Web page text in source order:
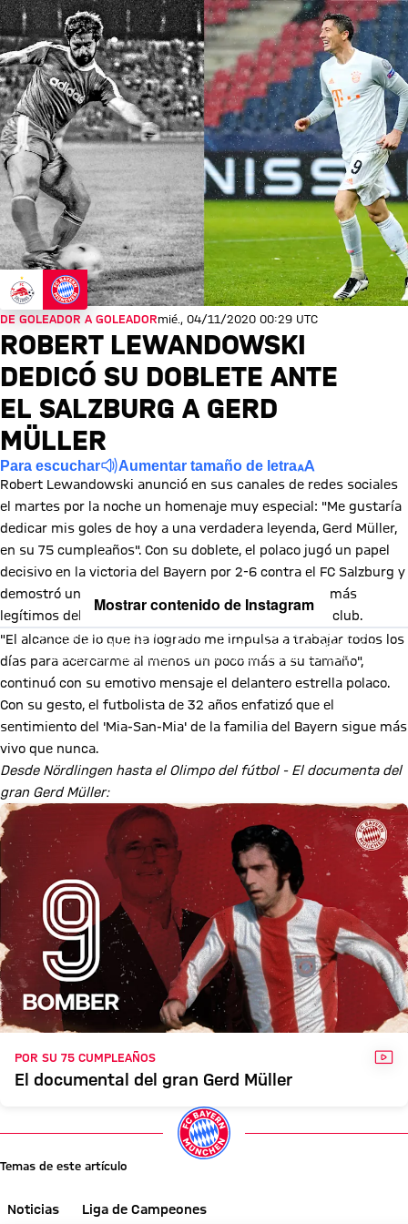
DE GOLEADOR A GOLEADORmié., 04/11/2020 00:29 UTC
ROBERT LEWANDOWSKI
DEDICÓ SU DOBLETE ANTE
EL SALZBURG A GERD
MÜLLER
Para escuchar Aumentar tamaño de letra
Robert Lewandowski anunció en sus canales de redes sociales
el martes por la noche un homenaje muy especial: "Me gustaría
dedicar mis goles de hoy a una verdadera leyenda, Gerd Müller,
en su 75 cumpleaños". Con su doblete, el polaco jugó un papel
decisivo en la victoria del Bayern por 2-6 contra el FC Salzburg y
demostró una vez más que es uno de los sucesores más
legítimos del goleador más exitoso de la historia del club.
Mostrar contenido de Instagram
Al cargar este contenido, aceptas nuestra política de cookies para
almacenar tus datos. Ten en cuenta que al cargar este contenido, tus
datos serán compartidos con el proveedor de esta red social.
"El alcance de lo que ha logrado me impulsa a trabajar todos los
días para acercarme al menos un poco más a su tamaño",
continuó con su emotivo mensaje el delantero estrella polaco.
Con su gesto, el futbolista de 32 años enfatizó que el
sentimiento del 'Mia-San-Mia' de la familia del Bayern sigue más
vivo que nunca.
Desde Nördlingen hasta el Olimpo del fútbol - El documenta del
gran Gerd Müller:
POR SU 75 CUMPLEAÑOS
El documental del gran Gerd Müller
Temas de este artículo
Noticias
Liga de Campeones